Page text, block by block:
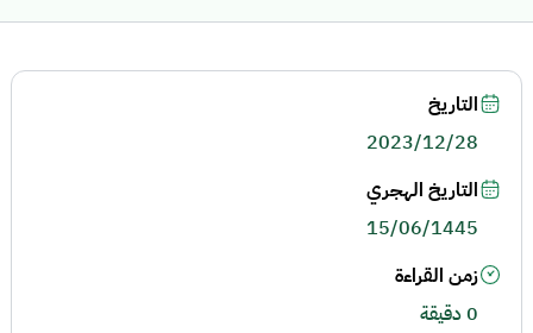
التاريخ
2023/12/28
التاريخ الهجري
15/06/1445
زمن القراءة
0 دقيقة